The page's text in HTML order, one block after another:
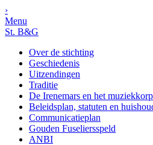
›
Menu
St. B&G
Over de stichting
Geschiedenis
Uitzendingen
Traditie
De Irenemars en het
Beleidsplan, statuten en
Communicatieplan
Gouden Fuseliersspeld
ANBI